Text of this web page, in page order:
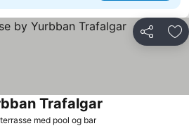
Del
med pool og bar
Trafalgar